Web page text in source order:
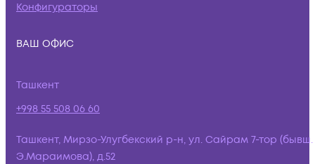
Конфигураторы
ВАШ ОФИС
Ташкент
+998 55 508 06 60
Ташкент, Мирзо-Улугбекский р-н, ул. Сайрам 7-тор (бывш.
Э.Мараимова), д.52